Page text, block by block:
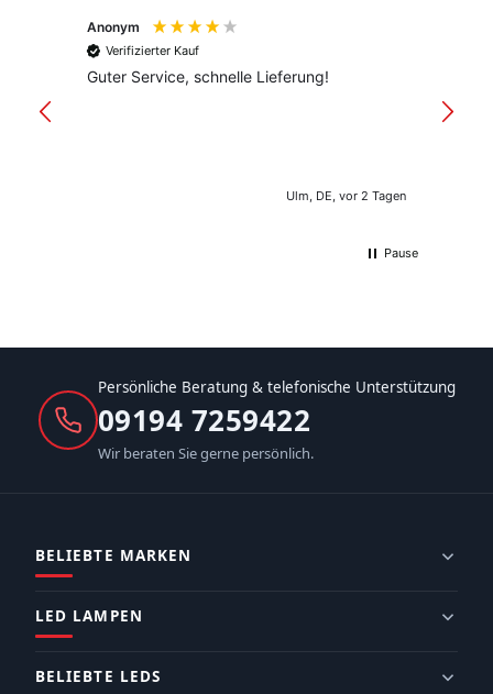
Anonym
Verifizierter Kauf
Guter Service, schnelle Lieferung!
Ulm, DE, vor 2 Tagen
Pause
Persönliche Beratung & telefonische Unterstützung
09194 7259422
Wir beraten Sie gerne persönlich.
BELIEBTE MARKEN
LED LAMPEN
BELIEBTE LEDS